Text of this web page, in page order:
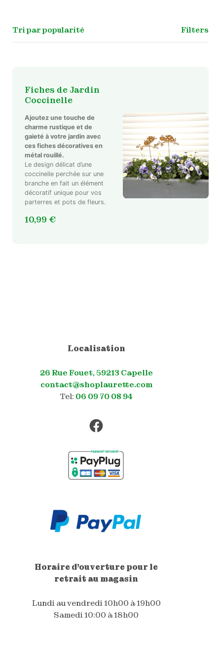
Filters
Fiches de Jardin
Coccinelle
Ajoutez une touche de
charme rustique et de
gaieté à votre jardin avec
ces fiches décoratives en
métal rouillé.
Le design délicat d’une
coccinelle perchée sur une
branche en fait un élément
décoratif unique pour vos
parterres et pots de fleurs.
10,99 €
Localisation
26 Rue Fouet, 59213 Capelle
contact@shoplaurette.com
Tel: 06 09 70 08 94
Facebook
Horaire d'ouverture pour le
retrait au magasin
Lundi au vendredi 10h00 à 19h00
Samedi 10:00 à 18h00